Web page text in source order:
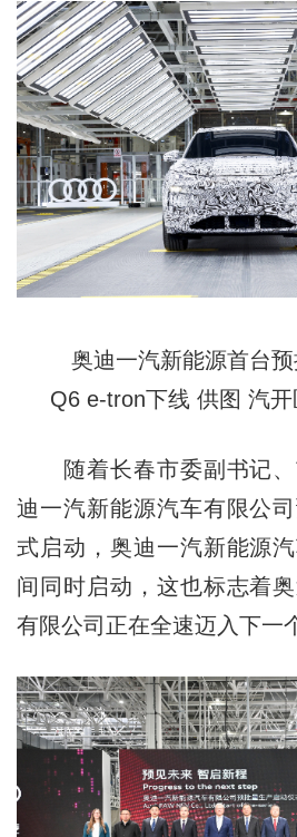
奥迪一汽新能源首台
Q6 e-tron下线 供图 汽
随着长春市委副书记、
迪一汽新能源汽车有限公
式启动，奥迪一汽新能源
间同时启动，这也标志着
有限公司正在全速迈入下一